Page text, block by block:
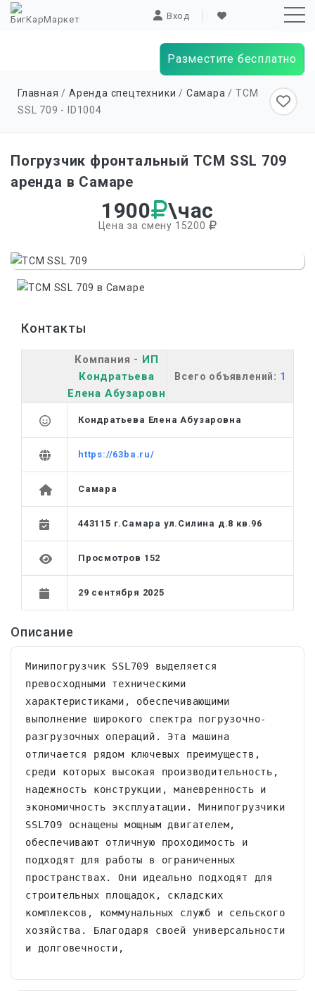
Вход
Разместите бесплатно
Главная /Аренда спецтехники / Самара / ТСМ
SSL 709 - ID1004
Погрузчик фронтальный ТСМ SSL 709
аренда в Самаре
1900 \час
Цена за смену 15200
Контакты
Компания - ИП
Кондратьева
Елена Абузаровн
Всего объявлений: 1
Кондратьева Елена Абузаровна
https://63ba.ru/
Самара
443115 г.Самара ул.Силина д.8 кв.96
Просмотров 152
29 сентября 2025
Описание
Минипогрузчик SSL709 выделяется
превосходными техническими
характеристиками, обеспечивающими
выполнение широкого спектра погрузочно-
разгрузочных операций. Эта машина
отличается рядом ключевых преимуществ,
среди которых высокая производительность,
надежность конструкции, маневренность и
экономичность эксплуатации. Минипогрузчики
SSL709 оснащены мощным двигателем,
обеспечивают отличную проходимость и
подходят для работы в ограниченных
пространствах. Они идеально подходят для
строительных площадок, складских
комплексов, коммунальных служб и сельского
хозяйства. Благодаря своей универсальности
и долговечности,